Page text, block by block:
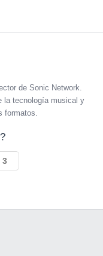
de Sonic Network.
la tecnología musical y
formatos.
3